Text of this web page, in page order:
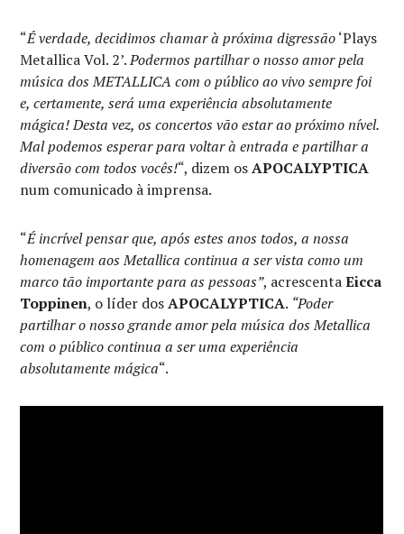
“É verdade, decidimos chamar à próxima digressão‘Plays
Metallica Vol. 2’.Podermos partilhar o nosso amor pela
música dos METALLICA com o público ao vivo sempre foi
e, certamente, será uma experiência absolutamente
mágica! Desta vez, os concertos vão estar ao próximo nível.
Mal podemos esperar para voltar à entrada e partilhar a
diversão com todos vocês!“, dizem osAPOCALYPTICA
num comunicado à imprensa.
“É incrível pensar que, após estes anos todos, a nossa
homenagem aos Metallica continua a ser vista como um
marco tão importante para as pessoas”, acrescentaEicca
Toppinen, o líder dosAPOCALYPTICA. “Poder
partilhar o nosso grande amor pela música dos Metallica
com o público continua a ser uma experiência
absolutamente mágica“.